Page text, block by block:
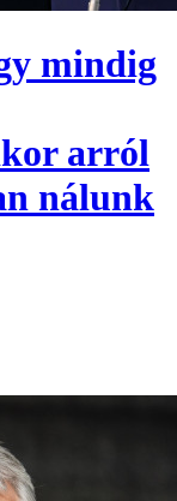
mindig
arról
nálunk